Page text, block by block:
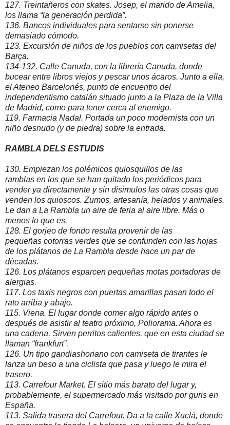
127. Treintañeros con skates. Josep, el marido de Amelia,
los llama “la generación perdida”.
136. Bancos individuales para sentarse sin ponerse
demasiado cómodo.
123. Excursión de niños de los pueblos con camisetas del
Barça.
134-132. Calle Canuda, con la librería Canuda, donde
bucear entre libros viejos y pescar unos ácaros. Junto a ella,
el Ateneo Barcelonés, punto de encuentro del
independentismo catalán situado junto a la Plaza de la Villa
de Madrid, como para tener cerca al enemigo.
119. Farmacia Nadal. Portada un poco modernista con un
niño desnudo (y de piedra) sobre la entrada.
RAMBLA DELS ESTUDIS
130. Empiezan los polémicos quiosquillos de las
ramblas en los que se han quitado los periódicos para
vender ya directamente y sin disimulos las otras cosas que
venden los quioscos. Zumos, artesanía, helados y animales.
Le dan a La Rambla un aire de feria al aire libre. Más o
menos lo que es.
128. El gorjeo de fondo resulta provenir de las
pequeñas cotorras verdes que se confunden con las hojas
de los plátanos de La Rambla desde hace un par de
décadas.
126. Los plátanos esparcen pequeñas motas portadoras de
alergias.
117. Los taxis negros con puertas amarillas pasan todo el
rato arriba y abajo.
115. Viena. El lugar donde comer algo rápido antes o
después de asistir al teatro próximo, Poliorama. Ahora es
una cadena. Sirven perritos calientes, que en esta ciudad se
llaman “frankfurt”.
126. Un tipo gandiashoriano con camiseta de tirantes le
lanza un beso a una ciclista que pasa y luego le mira el
trasero.
113. Carrefour Market. El sitio más barato del lugar y,
probablemente, el supermercado más visitado por guris en
España.
113. Salida trasera del Carrefour. Da a la calle Xuclá, donde